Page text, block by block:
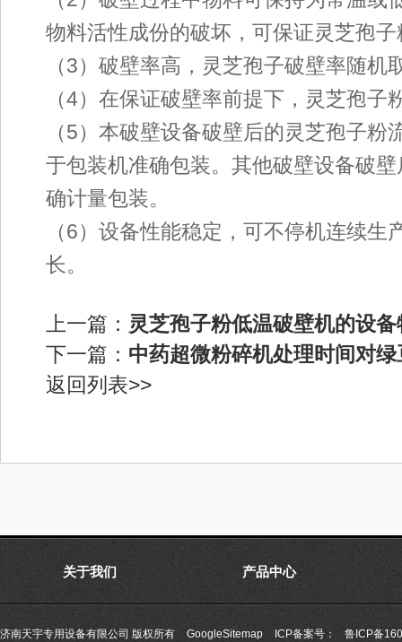
物料活性成份的破坏，可保证灵芝孢
（3）破壁率高，灵芝孢子破壁率随
（4）在保证破壁率前提下，灵芝孢子
（5）本破壁设备破壁后的灵芝孢子
于包装机准确包装。其他破壁设备破
确计量包装。
（6）设备性能稳定，可不停机连续
长。
上一篇： 灵芝孢子粉低温破壁机的设备
下一篇： 中药超微粉碎机处理时间对
返回列表>>
关于我们 产品中心
济南天宇专用设备有限公司 版权所有 GoogleSitemap ICP备案号： 鲁ICP备